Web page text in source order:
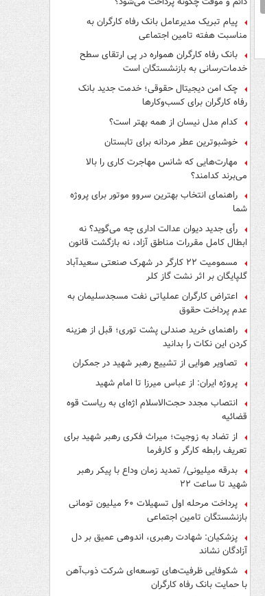
پیام تبریک مدیرعامل بانک رفاه کارگران به
مناسبت هفته تامین اجتماعی
بانک رفاه کارگران همواره در پی ارتقای سطح
خدمات‌رسانی به بازنشستگان است
چک امن دیجیتال حقوقی؛ خدمت جدید بانک
رفاه کارگران برای کسب‌وکارها
کدام مدل نیسان از همه بهتر است؟
خوشبوترین عطر مردانه برای تابستان
مهارت‌هایی که شانس مهاجرت کاری را بالا
می‌برند کدامند؟
راهنمای انتخاب بهترین سروو موتور برای پروژه
شما
رأی جدید دیوان عدالت اداری چه می‌گوید؟ نه
ابطال کامل مقررات مناطق آزاد، نه بازگشت قانون
مسمومیت ۲۲ کارگر در شهرک صنعتی سعیدآباد
گلپایگان بر اثر نشت گاز کلر
اعتراض کارگران عملیاتی نفت مسجدسلیمان به
عدم پرداخت حقوق
راهنمای خرید صندلی پشت توری؛ قبل از هزینه
کردن این نکات را بدانید
تصاویر هوایی از تشییع رهبر شهید در جمکران
پروژه ایران: از عباس میرزا تا امام شهید
انتصاب مجدد حجت‌الاسلام اژه‌ای به ریاست قوه‌
قضائیه
از تضاد به زوجیت؛ میراث فکری رهبر شهید برای
تعریف رابطه کارگر و کارفرما
بدرقه میلیونی/ تمدید زمان وداع با پیکر رهبر
شهید تا ساعت ۲۲
پرداخت مرحله اول تسهیلات ۶۰ میلیون تومانی
بازنشستگان تامین اجتماعی
پزشکیان: شهادت رهبری، اندوهی عمیق بر دل
آزادگان نشاند
شکوفایی ظرفیت‌های توسعه‌ای شرکت ذوب‌آهن
با حمایت‌ بانک رفاه کارگران